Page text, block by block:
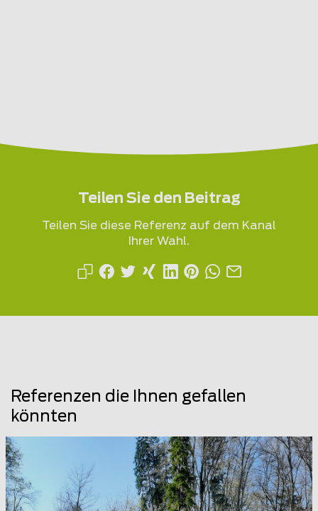
Teilen Sie den Beitrag
Teilen Sie diese Referenz auf dem Kanal
Ihrer Wahl.
Referenzen die Ihnen gefallen
könnten